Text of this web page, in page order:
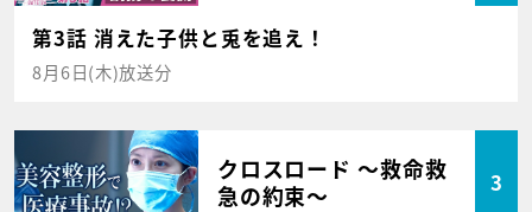
第3話 消えた子供と兎を追え！
8月6日(木)放送分
クロスロード ～救命救
急の約束～
3